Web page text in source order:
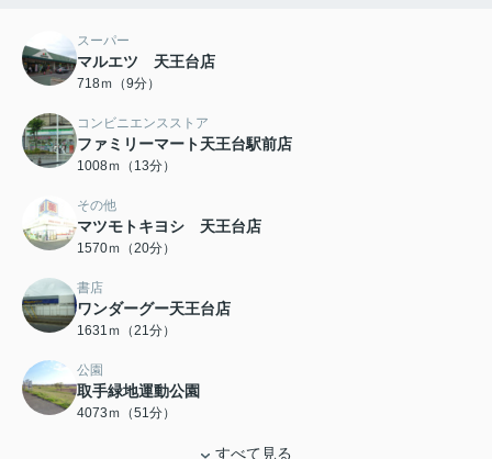
スーパー
マルエツ 天王台店
718ｍ（9分）
コンビニエンスストア
ファミリーマート天王台駅前店
1008ｍ（13分）
その他
マツモトキヨシ 天王台店
1570ｍ（20分）
書店
ワンダーグー天王台店
1631ｍ（21分）
公園
取手緑地運動公園
4073ｍ（51分）
すべて見る